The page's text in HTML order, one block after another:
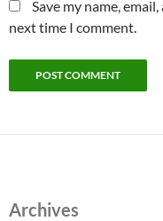
Save my name,
next time I comment.
Archives